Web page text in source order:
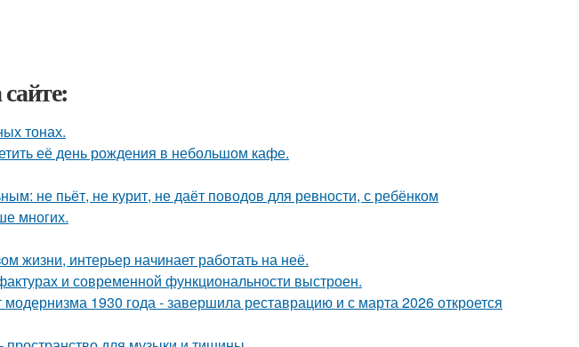
тонах.
её день рождения в небольшом кафе.
не пьёт, не курит, не даёт поводов для ревности, с ребёнком
многих.
жизни, интерьер начинает работать на неё.
и современной функциональности выстроен.
1930 года - завершила реставрацию и с марта 2026 откроется